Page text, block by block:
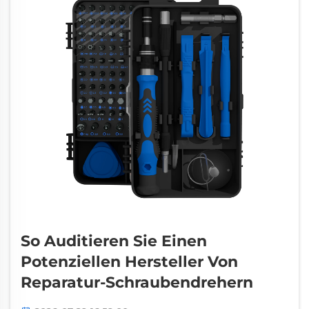
So Auditieren Sie Einen
Potenziellen Hersteller Von
Reparatur-Schraubendrehern